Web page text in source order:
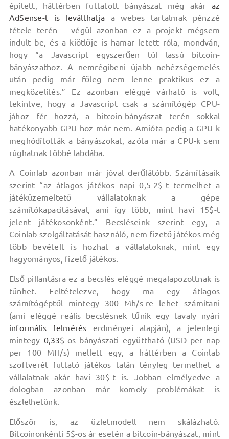
épített, háttérben futtatott bányászat még akár az
AdSense-t is leválthatja a webes tartalmak pénzzé
tétele terén – végül azonban ez a projekt mégsem
indult be, és a kiötlője is hamar letett róla, mondván,
hogy “a Javascript egyszerűen túl lassú bitcoin-
bányászathoz. A nemrégibeni újabb nehézségemelés
után pedig már főleg nem lenne praktikus ez a
megközelítés.” Ez azonban eléggé várható is volt,
tekintve, hogy a Javascript csak a számítógép CPU-
jához fér hozzá, a bitcoin-bányászat terén sokkal
hatékonyabb GPU-hoz már nem. Amióta pedig a GPU-k
meghódították a bányászokat, azóta már a CPU-k sem
rúghatnak többé labdába.
A Coinlab azonban már jóval derűlátóbb. Számításaik
szerint “az átlagos játékos napi 0,5-2$-t termelhet a
játéküzemeltető vállalatoknak a gépe
számítókapacitásával, ami így több, mint havi 15$-t
jelent játékosonként.” Becsléseink szerint egy, a
Coinlab szolgáltatását használó, nem fizető játékos még
több bevételt is hozhat a vállalatoknak, mint egy
hagyományos, fizető játékos.
Első pillantásra ez a becslés eléggé megalapozottnak is
tűnhet. Feltételezve, hogy ma egy átlagos
számítógéptől mintegy 300 Mh/s-re lehet számítani
(ami eléggé reális becslésnek tűnik egy tavaly nyári
informális felmérés erdményei alapján), a jelenlegi
mintegy 0,33$-os bányászati együttható (USD per nap
per 100 MH/s) mellett egy, a háttérben a Coinlab
szoftverét futtató játékos talán tényleg termelhet a
vállalatnak akár havi 30$-t is. Jobban elmélyedve a
dologban azonban már komoly problémákat is
észlelhetünk.
Először is, az üzletmodell nem skálázható.
Bitcoinonkénti 5$-os ár esetén a bitcoin-bányászat, mint